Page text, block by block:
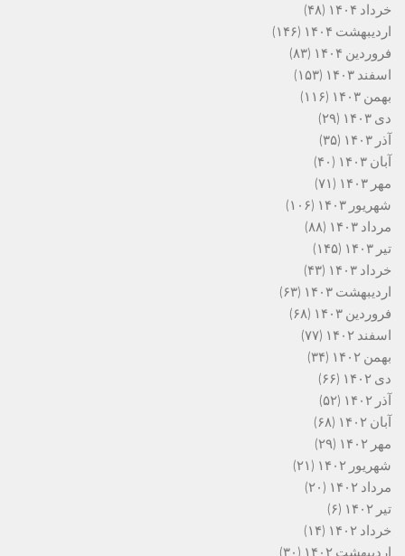
خرداد ۱۴۰۴
(۴۸)
اردیبهشت ۱۴۰۴
(۱۴۶)
فروردین ۱۴۰۴
(۸۳)
اسفند ۱۴۰۳
(۱۵۳)
بهمن ۱۴۰۳
(۱۱۶)
دی ۱۴۰۳
(۲۹)
آذر ۱۴۰۳
(۳۵)
آبان ۱۴۰۳
(۴۰)
مهر ۱۴۰۳
(۷۱)
شهریور ۱۴۰۳
(۱۰۶)
مرداد ۱۴۰۳
(۸۸)
تیر ۱۴۰۳
(۱۴۵)
خرداد ۱۴۰۳
(۴۳)
اردیبهشت ۱۴۰۳
(۶۳)
فروردین ۱۴۰۳
(۶۸)
اسفند ۱۴۰۲
(۷۷)
بهمن ۱۴۰۲
(۳۴)
دی ۱۴۰۲
(۶۶)
آذر ۱۴۰۲
(۵۲)
آبان ۱۴۰۲
(۶۸)
مهر ۱۴۰۲
(۲۹)
شهریور ۱۴۰۲
(۲۱)
مرداد ۱۴۰۲
(۲۰)
تیر ۱۴۰۲
(۶)
خرداد ۱۴۰۲
(۱۴)
اردیبهشت ۱۴۰۲
(۳۰)